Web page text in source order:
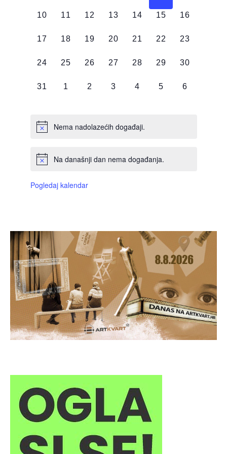
0
10
0
11
0
12
0
13
0
14
0
15
0
16
0
17
0
18
0
19
0
20
0
21
0
22
0
23
0
24
0
25
0
26
0
27
0
28
0
29
0
30
0
31
0
1
0
2
0
3
0
4
0
5
0
6
Nema nadolazećih događaji.
Na današnji dan nema događanja.
Pogledaj kalendar